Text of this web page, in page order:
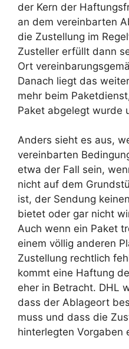
der Kern der
an dem vereinbarten
die Zustellung im
Zusteller erfüllt dann
Ort
Danach liegt das
mehr beim
Paket abgelegt wurde
Anders sieht es aus,
vereinbarten
etwa der Fall sein,
nicht auf dem
ist, der Sendung
bietet oder gar nicht
Auch wenn ein Paket
einem völlig anderen
Zustellung rechtlich
kommt eine Haftung
eher in Betracht. DHL
dass der Ablageort
muss und dass die
hinterlegten Vorgaben